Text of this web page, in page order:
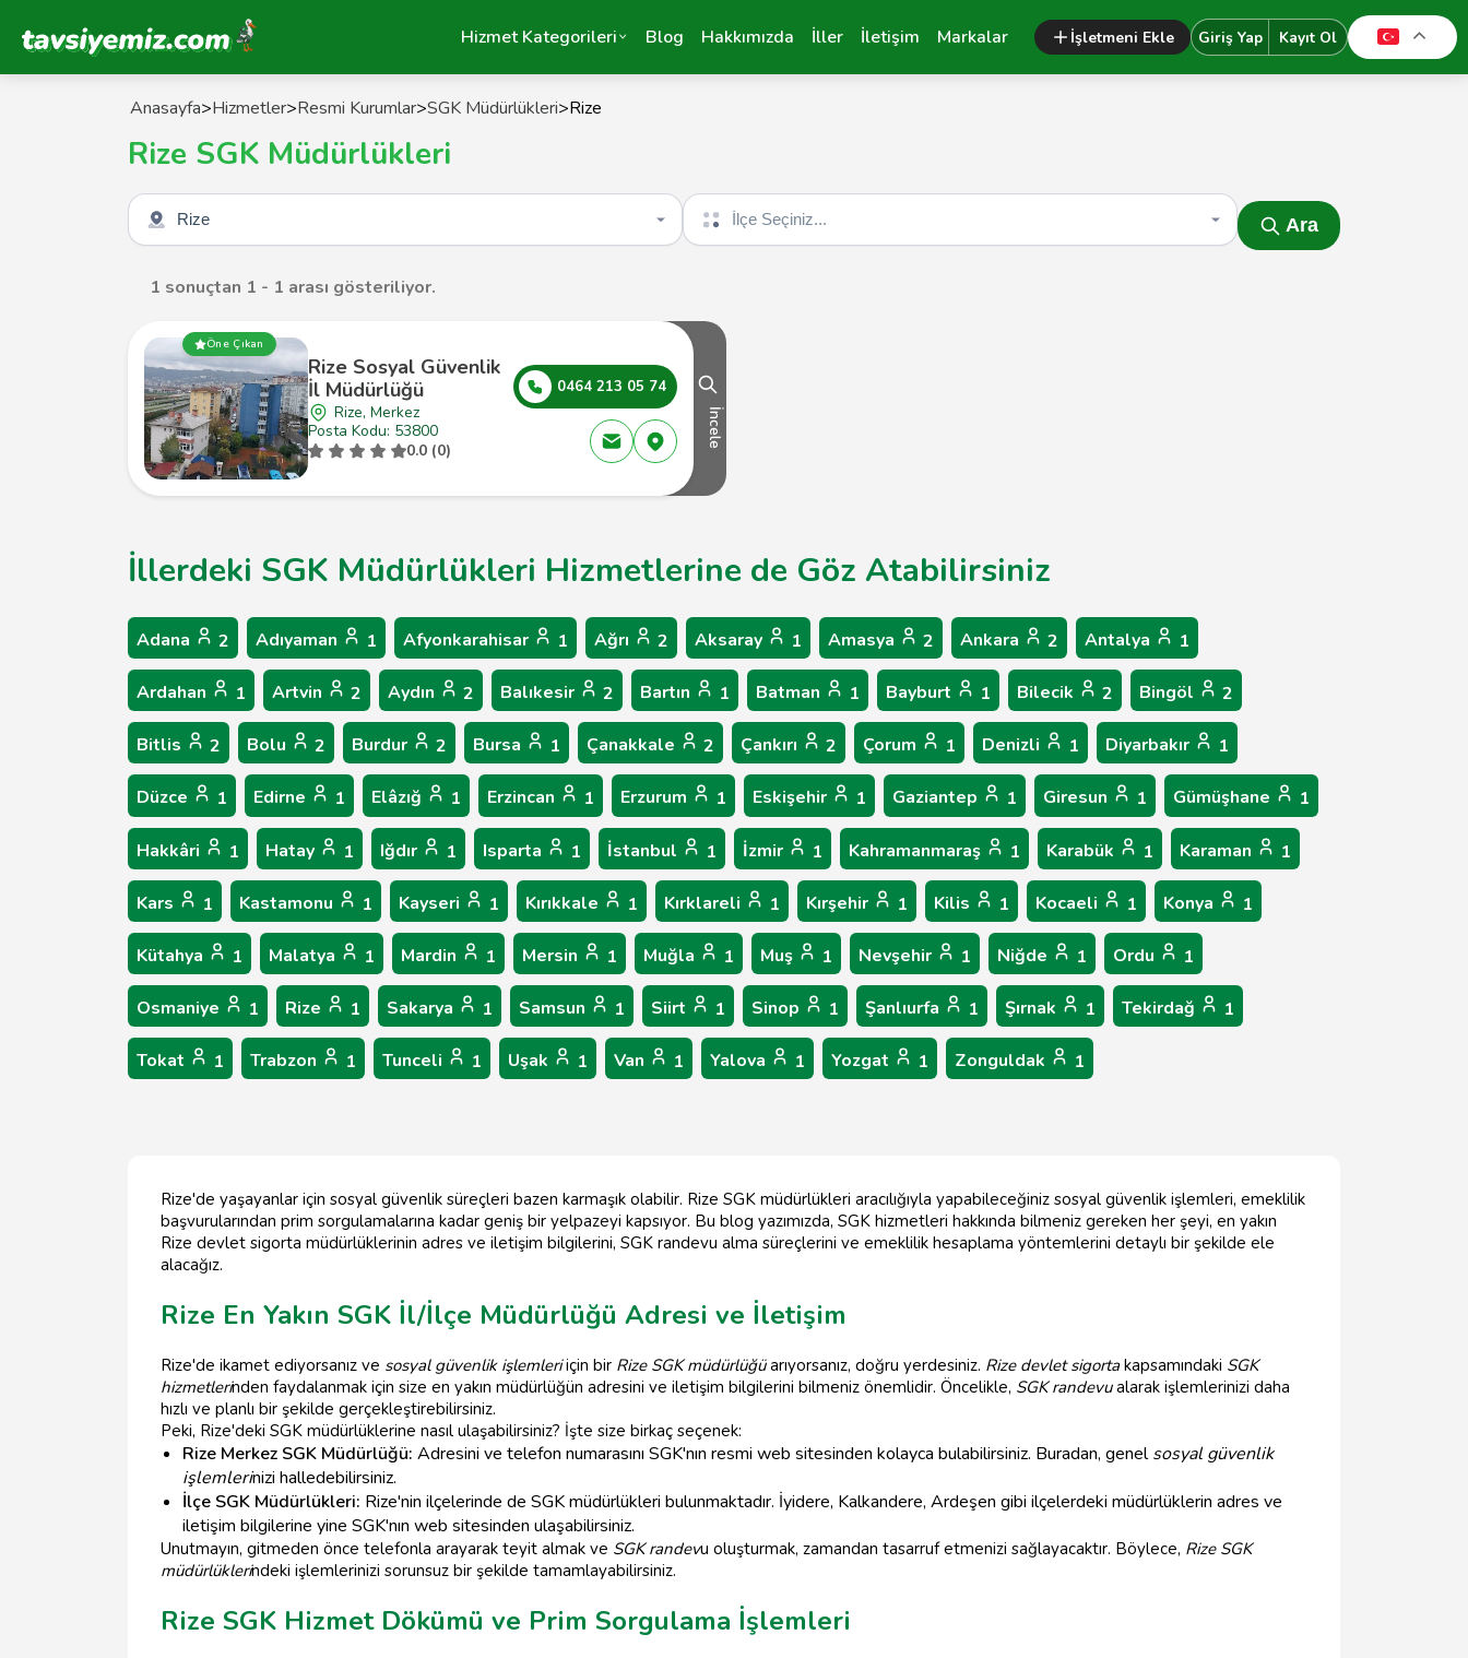
Tavsiyemiz Anasayfa Hizmet Kategorileri Blog Hakkımızda İller İletişim Markalar İşletmeni Ekle Giriş Yap Kayıt Ol
Anasayfa>Hizmetler>Resmi Kurumlar>SGK Müdürlükleri>Rize
Rize SGK Müdürlükleri
Şehir seçin İlçe seçin
Ara
1 sonuçtan 1 - 1 arası gösteriliyor.
Öne Çıkan
Rize Sosyal Güvenlik
İl Müdürlüğü
Rize, Merkez
Posta Kodu: 53800
0.0 (0)
0464 213 05 74
İncele
İllerdeki SGK Müdürlükleri Hizmetlerine de Göz Atabilirsiniz
Adana 2 Adıyaman 1 Afyonkarahisar 1 Ağrı 2 Aksaray 1 Amasya 2 Ankara 2 Antalya 1
Ardahan 1 Artvin 2 Aydın 2 Balıkesir 2 Bartın 1 Batman 1 Bayburt 1 Bilecik 2 Bingöl 2
Bitlis 2 Bolu 2 Burdur 2 Bursa 1 Çanakkale 2 Çankırı 2 Çorum 1 Denizli 1 Diyarbakır 1
Düzce 1 Edirne 1 Elâzığ 1 Erzincan 1 Erzurum 1 Eskişehir 1 Gaziantep 1 Giresun 1 Gümüşhane 1
Hakkâri 1 Hatay 1 Iğdır 1 Isparta 1 İstanbul 1 İzmir 1 Kahramanmaraş 1 Karabük 1 Karaman 1
Kars 1 Kastamonu 1 Kayseri 1 Kırıkkale 1 Kırklareli 1 Kırşehir 1 Kilis 1 Kocaeli 1 Konya 1
Kütahya 1 Malatya 1 Mardin 1 Mersin 1 Muğla 1 Muş 1 Nevşehir 1 Niğde 1 Ordu 1
Osmaniye 1 Rize 1 Sakarya 1 Samsun 1 Siirt 1 Sinop 1 Şanlıurfa 1 Şırnak 1 Tekirdağ 1
Tokat 1 Trabzon 1 Tunceli 1 Uşak 1 Van 1 Yalova 1 Yozgat 1 Zonguldak 1
Rize'de yaşayanlar için sosyal güvenlik süreçleri bazen karmaşık olabilir. Rize SGK müdürlükleri aracılığıyla yapabileceğiniz sosyal güvenlik işlemleri, emeklilik
başvurularından prim sorgulamalarına kadar geniş bir yelpazeyi kapsıyor. Bu blog yazımızda, SGK hizmetleri hakkında bilmeniz gereken her şeyi, en yakın
Rize devlet sigorta müdürlüklerinin adres ve iletişim bilgilerini, SGK randevu alma süreçlerini ve emeklilik hesaplama yöntemlerini detaylı bir şekilde ele
alacağız.
Rize En Yakın SGK İl/İlçe Müdürlüğü Adresi ve İletişim
Rize'de ikamet ediyorsanız ve sosyal güvenlik işlemleriiçin bir Rize SGK müdürlüğüarıyorsanız, doğru yerdesiniz. Rize devlet sigortakapsamındaki SGK
hizmetlerinden faydalanmak için size en yakın müdürlüğün adresini ve iletişim bilgilerini bilmeniz önemlidir. Öncelikle, SGK randevualarak işlemlerinizi daha
hızlı ve planlı bir şekilde gerçekleştirebilirsiniz.
Peki, Rize'deki SGK müdürlüklerine nasıl ulaşabilirsiniz? İşte size birkaç seçenek:
Rize Merkez SGK Müdürlüğü: Adresini ve telefon numarasını SGK'nın resmi web sitesinden kolayca bulabilirsiniz. Buradan, genelsosyal güvenlik
işlemlerinizi halledebilirsiniz.
İlçe SGK Müdürlükleri: Rize'nin ilçelerinde de SGK müdürlükleri bulunmaktadır. İyidere, Kalkandere, Ardeşen gibi ilçelerdeki müdürlüklerin adres ve
iletişim bilgilerine yine SGK'nın web sitesinden ulaşabilirsiniz.
Unutmayın, gitmeden önce telefonla arayarak teyit almak ve SGK randevu oluşturmak, zamandan tasarruf etmenizi sağlayacaktır. Böylece, Rize SGK
müdürlüklerindeki işlemlerinizi sorunsuz bir şekilde tamamlayabilirsiniz.
Rize SGK Hizmet Dökümü ve Prim Sorgulama İşlemleri